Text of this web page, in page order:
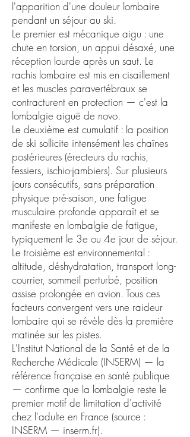
l'apparition d'une douleur lombaire
pendant un séjour au ski.
Le premier est mécanique aigu : une
chute en torsion, un appui désaxé, une
réception lourde après un saut. Le
rachis lombaire est mis en cisaillement
et les muscles paravertébraux se
contracturent en protection — c'est la
lombalgie aiguë de novo.
Le deuxième est cumulatif : la position
de ski sollicite intensément les chaînes
postérieures (érecteurs du rachis,
fessiers, ischio-jambiers). Sur plusieurs
jours consécutifs, sans préparation
physique pré-saison, une fatigue
musculaire profonde apparaît et se
manifeste en lombalgie de fatigue,
typiquement le 3e ou 4e jour de séjour.
Le troisième est environnemental :
altitude, déshydratation, transport long-
courrier, sommeil perturbé, position
assise prolongée en avion. Tous ces
facteurs convergent vers une raideur
lombaire qui se révèle dès la première
matinée sur les pistes.
L'Institut National de la Santé et de la
Recherche Médicale (INSERM) — la
référence française en santé publique
— confirme que la lombalgie reste le
premier motif de limitation d'activité
chez l'adulte en France (source :
INSERM — inserm.fr).